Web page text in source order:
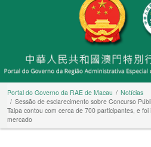
Portal do Governo da RAE de Macau
Notícias
Sessão de esclarecimento sobre Concurso
Taipa contou com cerca de 700 participantes, e
mercado